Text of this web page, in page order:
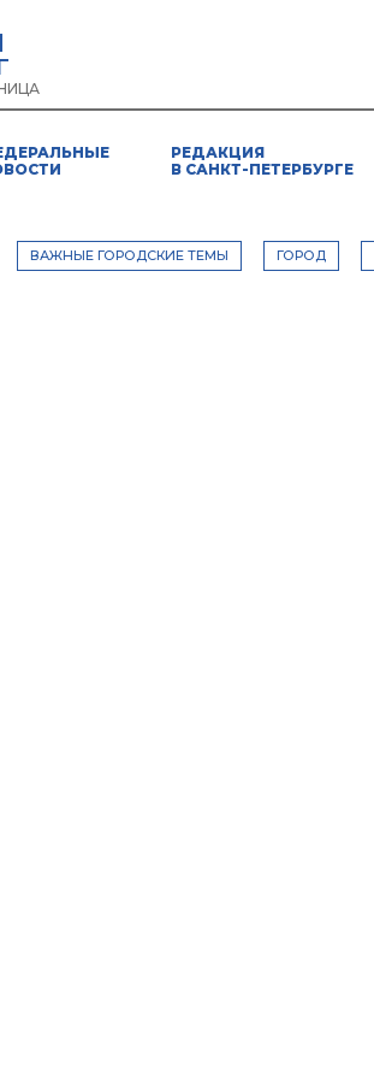
РЕДАКЦИЯ
В САНКТ-ПЕТЕРБУРГЕ
ВАЖНЫЕ ГОРОДСКИЕ ТЕМЫ ГОРОД